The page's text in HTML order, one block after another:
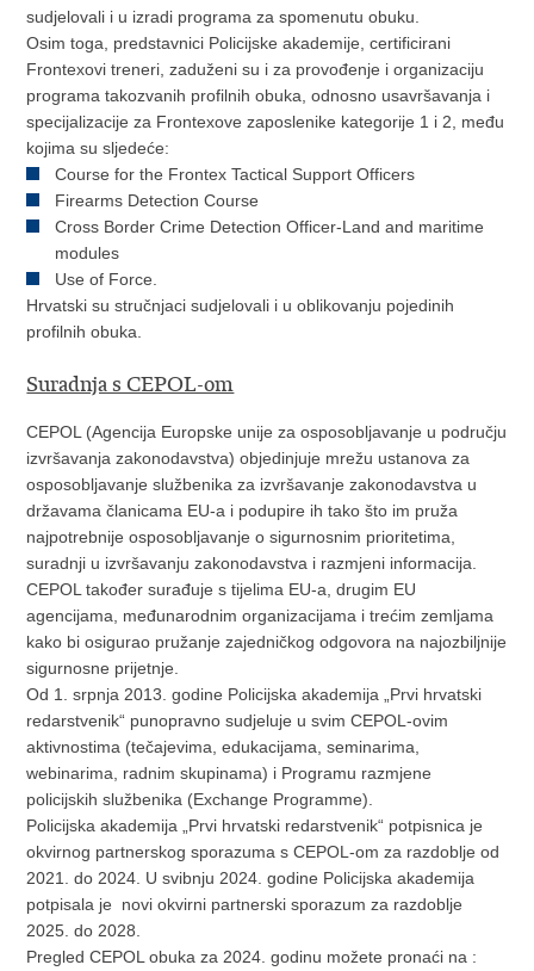
sudjelovali i u izradi programa za spomenutu obuku.
Osim toga, predstavnici Policijske akademije, certificirani
Frontexovi treneri, zaduženi su i za provođenje i organizaciju
programa takozvanih profilnih obuka, odnosno usavršavanja i
specijalizacije za Frontexove zaposlenike kategorije 1 i 2, među
kojima su sljedeće:
Course for the Frontex Tactical Support Officers
Firearms Detection Course
Cross Border Crime Detection Officer-Land and maritime
modules
Use of Force.
Hrvatski su stručnjaci sudjelovali i u oblikovanju pojedinih
profilnih obuka.
Suradnja s CEPOL-om
CEPOL (Agencija Europske unije za osposobljavanje u području
izvršavanja zakonodavstva) objedinjuje mrežu ustanova za
osposobljavanje službenika za izvršavanje zakonodavstva u
državama članicama EU-a i podupire ih tako što im pruža
najpotrebnije osposobljavanje o sigurnosnim prioritetima,
suradnji u izvršavanju zakonodavstva i razmjeni informacija.
CEPOL također surađuje s tijelima EU-a, drugim EU
agencijama, međunarodnim organizacijama i trećim zemljama
kako bi osigurao pružanje zajedničkog odgovora na najozbiljnije
sigurnosne prijetnje.
Od 1. srpnja 2013. godine Policijska akademija „Prvi hrvatski
redarstvenik“ punopravno sudjeluje u svim CEPOL-ovim
aktivnostima (tečajevima, edukacijama, seminarima,
webinarima, radnim skupinama) i Programu razmjene
policijskih službenika (Exchange Programme).
Policijska akademija „Prvi hrvatski redarstvenik“ potpisnica je
okvirnog partnerskog sporazuma s CEPOL-om za razdoblje od
2021. do 2024. U svibnju 2024. godine Policijska akademija
potpisala je novi okvirni partnerski sporazum za razdoblje
2025. do 2028.
Pregled CEPOL obuka za 2024. godinu možete pronaći na :